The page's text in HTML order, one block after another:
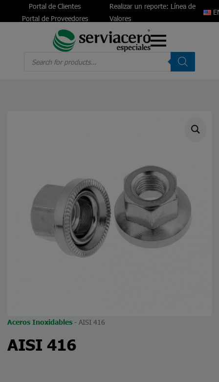
Portal de Clientes
Portal de Proveedores
Realizar un reporte: Línea de
Valores
search
Aceros Inoxidables - AISI 416
AISI 416